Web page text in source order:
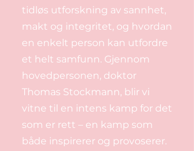
tidløs utforskning av sannhet,
makt og integritet, og hvordan
en enkelt person kan utfordre
et helt samfunn. Gjennom
hovedpersonen, doktor
Thomas Stockmann, blir vi
vitne til en intens kamp for det
som er rett – en kamp som
både inspirerer og provoserer.